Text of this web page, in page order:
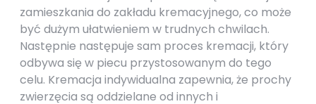
zamieszkania do zakładu kremacyjnego, co może
być dużym ułatwieniem w trudnych chwilach.
Następnie następuje sam proces kremacji, który
odbywa się w piecu przystosowanym do tego
celu. Kremacja indywidualna zapewnia, że prochy
zwierzęcia są oddzielane od innych i